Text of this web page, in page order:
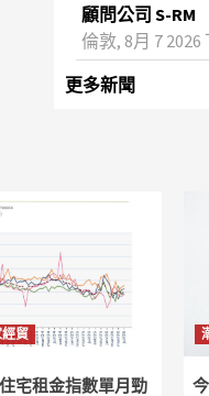
顧問公司 S-RM
倫敦, 8月 7 2026
更多新聞
貿
宅租金指數單月勁